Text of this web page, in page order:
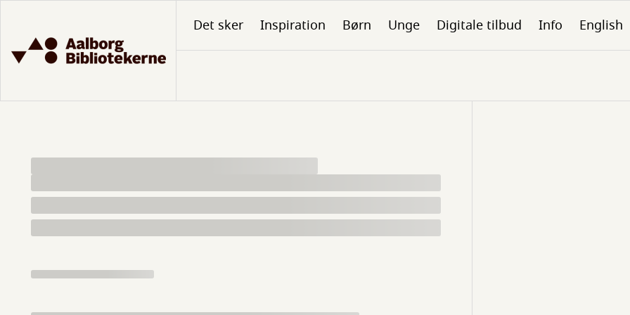
hovedindhold
Det sker Inspiration Børn Unge Digitale tilbud Info English